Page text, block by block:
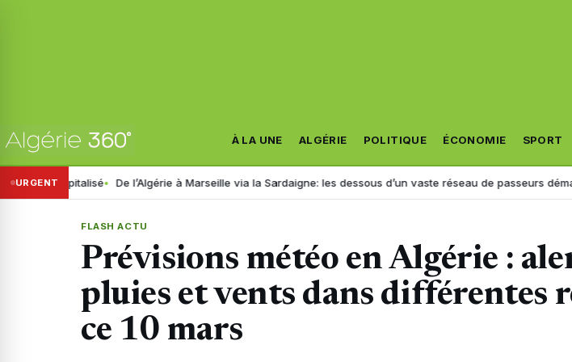
À LA UNE ALGÉRIE POLITIQUE ÉCONOMIE SPORT
URGENTDe l’Algérie à Marseille via la Sardaigne: les dessous d’un vaste réseau de passeurs démantelé en Italie
FLASH ACTU
Prévisions météo en Algérie :
pluies et vents dans différentes
ce 10 mars